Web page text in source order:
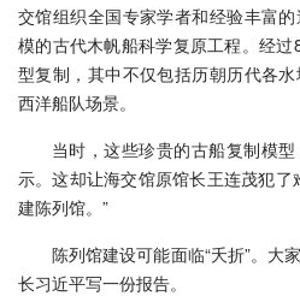
交馆组织全国专家学者和经验丰富
模的古代木帆船科学复原工程。经
型复制，其中不仅包括历朝历代各
西洋船队场景。
当时，这些珍贵的古船复制模
示。这却让海交馆原馆长王连茂犯
建陈列馆。”
陈列馆建设可能面临“夭折”。大
长习近平写一份报告。